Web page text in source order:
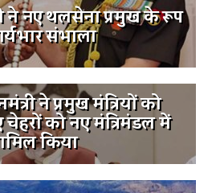
ने नए थलसेना प्रमुख के रूप
संभाला
ने प्रमुख मंत्रियों को
चेहरों को नए मंत्रिमंडल में
किया